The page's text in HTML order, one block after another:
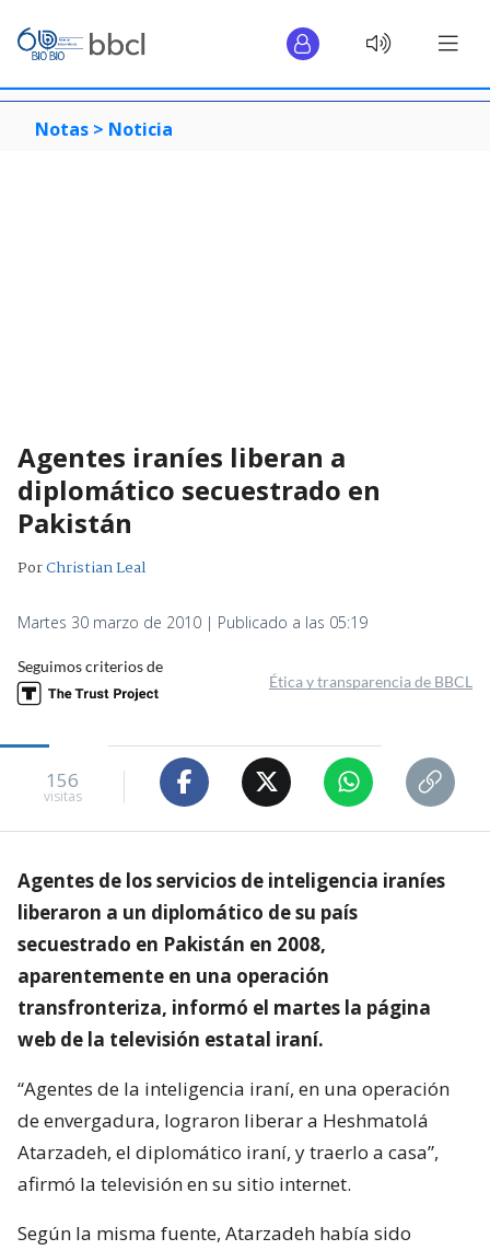
Notas > Noticia
Agentes iraníes liberan a
diplomático secuestrado en
Pakistán
PorChristian Leal
Martes 30 marzo de 2010 | Publicado a las 05:19
Seguimos criterios de
Ética y transparencia de BBCL
156
visitas
Agentes de los servicios de inteligencia iraníes
liberaron a un diplomático de su país
secuestrado en Pakistán en 2008,
aparentemente en una operación
transfronteriza, informó el martes la página
web de la televisión estatal iraní.
“Agentes de la inteligencia iraní, en una operación
de envergadura, lograron liberar a Heshmatolá
Atarzadeh, el diplomático iraní, y traerlo a casa”,
afirmó la televisión en su sitio internet.
Según la misma fuente, Atarzadeh había sido